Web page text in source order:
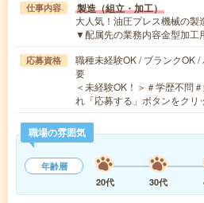
仕事内容 製造（組立・加工）
大人気！油圧プレス機械の製
▼配属先の業務内容金型加
応募資格
職種未経験OK / ブランクOK
要
＜未経験OK！＞＃学歴不問
れ「応募する」ボタンをク
職場の雰囲気
年齢層
20代
30代